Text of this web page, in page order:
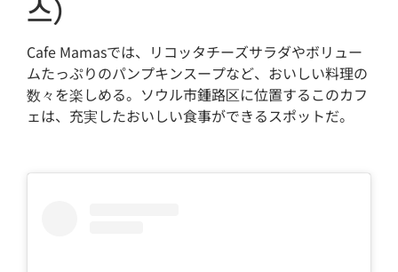
스）
Cafe Mamasでは、リコッタチーズサラダやボリュー
ムたっぷりのパンプキンスープなど、おいしい料理の
数々を楽しめる。ソウル市鍾路区に位置するこのカフ
ェは、充実したおいしい食事ができるスポットだ。